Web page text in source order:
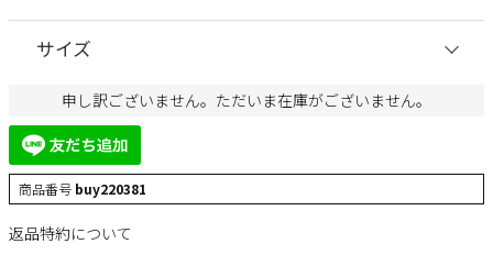
サイズ
申し訳ございません。ただいま在庫がございません。
商品番号 buy220381
返品特約について